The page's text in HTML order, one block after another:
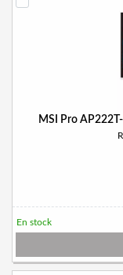
MSI Pro
En stock